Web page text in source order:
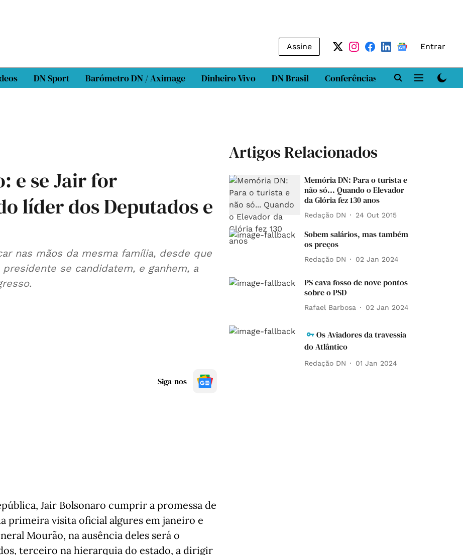
Assine Entrar
DN Sport Barómetro DN / Aximage Dinheiro Vivo DN Brasil Conferências DN LAB
e se Jair for
líder dos Deputados e
nas mãos da mesma família, desde que
se candidatem, e ganhem, a
Siga-nos
Jair Bolsonaro cumprir a promessa de
primeira visita oficial algures em janeiro e
Mourão, na ausência deles será o
terceiro na hierarquia do estado, a dirigir
Artigos Relacionados
Memória DN: Para o turista e
não só... Quando o Elevador
da Glória fez 130 anos
Redação DN 24 Out 2015
Sobem salários, mas também
os preços
Redação DN 02 Jan 2024
PS cava fosso de nove pontos
sobre o PSD
Rafael Barbosa 02 Jan 2024
Os Aviadores da travessia
do Atlântico
Redação DN 01 Jan 2024